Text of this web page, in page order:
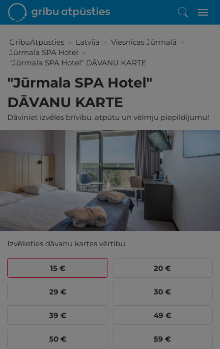
GribuAtpusties » Latvija » Viesnīcas Jūrmalā »
Jūrmala SPA Hotel »
"Jūrmala SPA Hotel" DĀVANU KARTE
"Jūrmala SPA Hotel"
DĀVANU KARTE
Dāviniet izvēles brīvību, atpūtu un vēlmju piepildījumu!
Izvēlieties dāvanu kartes vērtību:
15 € 20 €
29 € 30 €
39 € 49 €
50 € 59 €